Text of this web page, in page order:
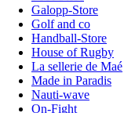
Galopp-Store
Golf and co
Handball-Store
House of Rugby
La sellerie de Maé
Made in Paradis
Nauti-wave
On-Fight